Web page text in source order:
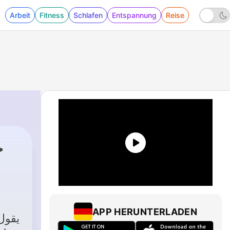
Arbeit Fitness Schlafen Entspannung Reise
APP HERUNTERLADEN